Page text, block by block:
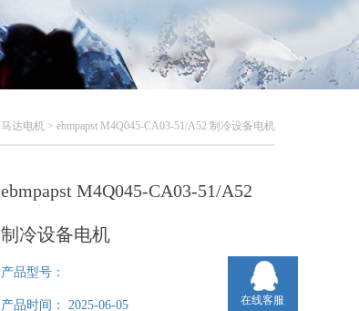
马达电机 > ebmpapst M4Q045-CA03-51/A52 制冷设备电机
ebmpapst M4Q045-CA03-51/A52
制冷设备电机
产品型号：
产品时间： 2025-06-05 在线客服